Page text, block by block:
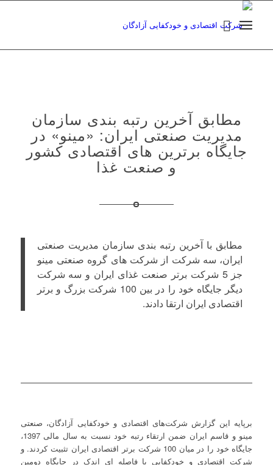
مطابق آخرین رتبه بندی سازمان
مدیریت صنعتی ایران: «مینو» در
جایگاه برترین های اقتصادی کشور
و صنعت غذا
مطابق با آخرین رتبه بندی سازمان مدیریت صنعتی
ایران، سه شرکت از شرکت های گروه صنعتی مینو
جز 5 شرکت برتر صنعت غذای ایران و سه شرکت
دیگر جایگاه خود را در بین 100 شرکت بزرگ و برتر
اقتصادی ایران ارتقا دادند.
برپایه این گزارش شرکت‌های اقتصادی و خودکفایی آزادگان، صنعتی
مینو و قاسم ایران ضمن ارتقاء رتبه خود نسبت به سال مالی 1397،
جایگاه خود را در میان 100 شرکت برتر اقتصادی ایران تثبیت کردند. و
شرکت اقتصادی و خودکفایی با فاصله ای اندک در جایگاه دومین